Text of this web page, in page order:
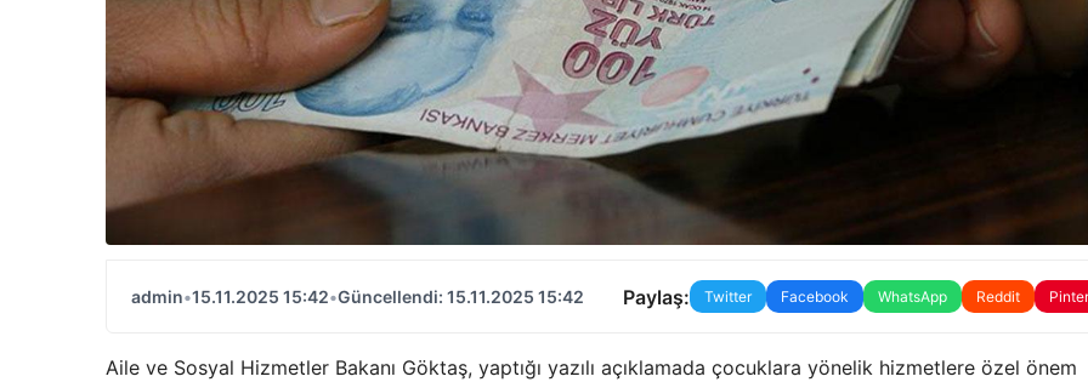
admin•15.11.2025 15:42•Güncellendi: 15.11.2025 15:42 Paylaş: Twitter Facebook WhatsApp Reddit
Aile ve Sosyal Hizmetler Bakanı Göktaş, yaptığı yazılı açıklamada çocuklara yönelik hizmetlere özel önem